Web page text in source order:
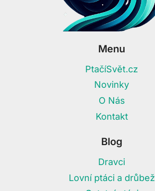
Menu
PtačíSvět.cz
Novinky
O Nás
Kontakt
Blog
Dravci
Lovní ptáci a drůbež